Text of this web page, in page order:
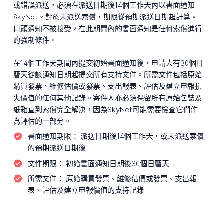
或錯誤派送，必須在派送日期後14個工作天內以書面通知
SkyNet。對於未派送索償，期限從預期派送日期起計算。
口頭通知不被接受，在此期間內的書面通知是任何索償進行
的強制條件。
在14個工作天期間內提交初始書面通知後，申請人有30個日
曆天從該通知日期起提交所有支持文件。所需文件包括原始
購買發票、維修估價或發票、支出報表、評估及建立申報損
失價值的任何其他記錄。寄件人亦必須保留所有原始包裝及
紙箱直到索償完全解決，因為SkyNet可能需要檢查它們作
為評估的一部分。
書面通知期限： 派送日期後14個工作天，或未派送索償
的預期派送日期後
文件期限： 初始書面通知日期後30個日曆天
所需文件： 原始購買發票、維修估價或發票、支出報
表、評估及建立申報價值的支持記錄